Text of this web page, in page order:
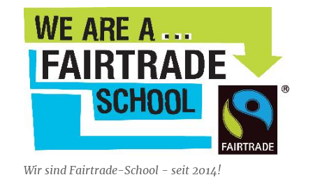
Wir sind Fairtrade-School - seit 2014!